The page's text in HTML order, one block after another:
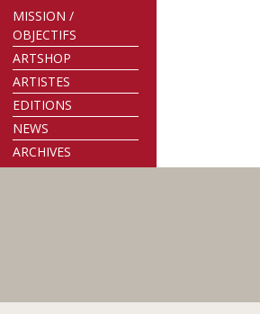
MISSION /
OBJECTIFS
ARTSHOP
ARTISTES
EDITIONS
NEWS
ARCHIVES